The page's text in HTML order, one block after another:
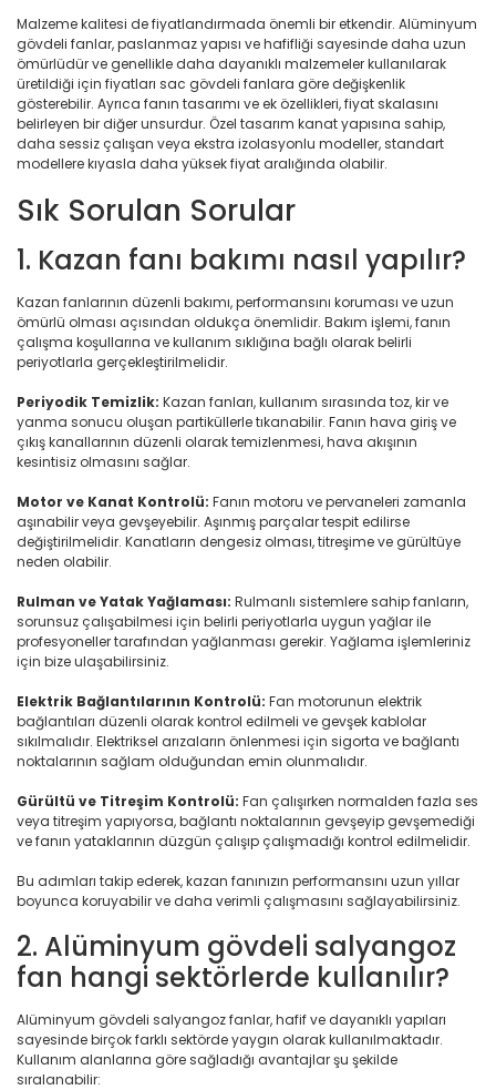
Malzeme kalitesi de fiyatlandırmada önemli bir etkendir. Alüminyum
gövdeli fanlar, paslanmaz yapısı ve hafifliği sayesinde daha uzun
ömürlüdür ve genellikle daha dayanıklı malzemeler kullanılarak
üretildiği için fiyatları sac gövdeli fanlara göre değişkenlik
gösterebilir. Ayrıca fanın tasarımı ve ek özellikleri, fiyat skalasını
belirleyen bir diğer unsurdur. Özel tasarım kanat yapısına sahip,
daha sessiz çalışan veya ekstra izolasyonlu modeller, standart
modellere kıyasla daha yüksek fiyat aralığında olabilir.
Sık Sorulan Sorular
1. Kazan fanı bakımı nasıl yapılır?
Kazan fanlarının düzenli bakımı, performansını koruması ve uzun
ömürlü olması açısından oldukça önemlidir. Bakım işlemi, fanın
çalışma koşullarına ve kullanım sıklığına bağlı olarak belirli
periyotlarla gerçekleştirilmelidir.
Periyodik Temizlik: Kazan fanları, kullanım sırasında toz, kir ve
yanma sonucu oluşan partiküllerle tıkanabilir. Fanın hava giriş ve
çıkış kanallarının düzenli olarak temizlenmesi, hava akışının
kesintisiz olmasını sağlar.
Motor ve Kanat Kontrolü: Fanın motoru ve pervaneleri zamanla
aşınabilir veya gevşeyebilir. Aşınmış parçalar tespit edilirse
değiştirilmelidir. Kanatların dengesiz olması, titreşime ve gürültüye
neden olabilir.
Rulman ve Yatak Yağlaması: Rulmanlı sistemlere sahip fanların,
sorunsuz çalışabilmesi için belirli periyotlarla uygun yağlar ile
profesyoneller tarafından yağlanması gerekir. Yağlama işlemleriniz
için bize ulaşabilirsiniz.
Elektrik Bağlantılarının Kontrolü: Fan motorunun elektrik
bağlantıları düzenli olarak kontrol edilmeli ve gevşek kablolar
sıkılmalıdır. Elektriksel arızaların önlenmesi için sigorta ve bağlantı
noktalarının sağlam olduğundan emin olunmalıdır.
Gürültü ve Titreşim Kontrolü: Fan çalışırken normalden fazla ses
veya titreşim yapıyorsa, bağlantı noktalarının gevşeyip gevşemediği
ve fanın yataklarının düzgün çalışıp çalışmadığı kontrol edilmelidir.
Bu adımları takip ederek, kazan fanınızın performansını uzun yıllar
boyunca koruyabilir ve daha verimli çalışmasını sağlayabilirsiniz.
2. Alüminyum gövdeli salyangoz
fan hangi sektörlerde kullanılır?
Alüminyum gövdeli salyangoz fanlar, hafif ve dayanıklı yapıları
sayesinde birçok farklı sektörde yaygın olarak kullanılmaktadır.
Kullanım alanlarına göre sağladığı avantajlar şu şekilde
sıralanabilir: